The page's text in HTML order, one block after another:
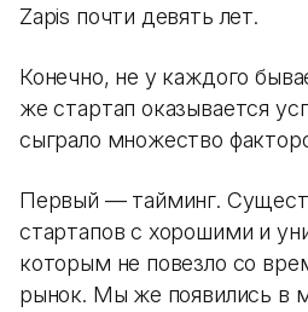
Zapis почти девять лет.
Конечно, не у каждого
же стартап оказывается
сыграло множество
Первый — тайминг.
стартапов с хорошими и
которым не повезло со
рынок. Мы же появились в